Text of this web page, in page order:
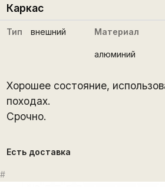
Каркас
Тип внешний Материал
алюминий
Хорошее состояние,
походах.
Срочно.
Есть доставка
#